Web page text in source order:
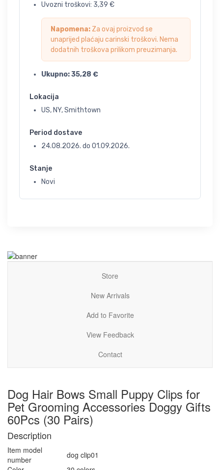
Uvozni troškovi: 3,39 €
Napomena: Za ovaj proizvod se
unaprijed plaćaju carinski troškovi. Nema
dodatnih troškova prilikom preuzimanja.
Ukupno:35,28 €
Lokacija
US, NY, Smithtown
Period dostave
24.08.2026. do 01.09.2026.
Stanje
Novi